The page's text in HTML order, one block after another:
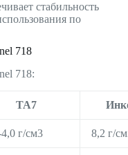
стабильность
по
718
718:
TA7
г/см3 8,2 г/